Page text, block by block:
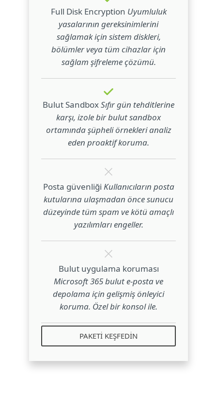
Full Disk Encryption Uyumluluk
yasalarının gereksinimlerini
sağlamak için sistem diskleri,
bölümler veya tüm cihazlar için
sağlam şifreleme çözümü.
Bulut SandboxSıfır gün tehditlerine
karşı, izole bir bulut sandbox
ortamında şüpheli örnekleri analiz
eden proaktif koruma.
Posta güvenliği Kullanıcıların posta
kutularına ulaşmadan önce sunucu
düzeyinde tüm spam ve kötü amaçlı
yazılımları engeller.
Bulut uygulama koruması
Microsoft 365 bulut e-posta ve
depolama için gelişmiş önleyici
koruma. Özel bir konsol ile.
PAKETI KEŞFEDIN